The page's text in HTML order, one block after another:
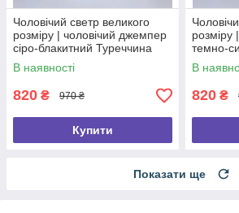
Чоловічий светр великого
розміру | чоловічий джемпер
сіро-блакитний Туреччина
9318 Б
В наявності
820 ₴ 970 ₴
Купити
розміру
темно-
Б
В
820 ₴
Показати ще